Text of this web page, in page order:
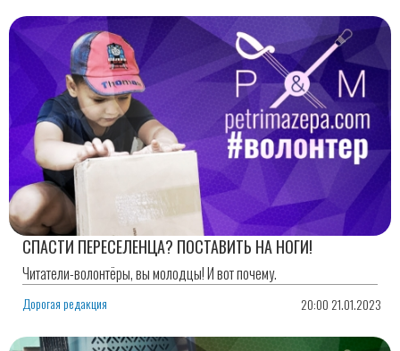
СПАСТИ ПЕРЕСЕЛЕНЦА? ПОСТАВИТЬ НА НОГИ!
Читатели-волонтёры, вы молодцы! И вот почему.
Дорогая редакция 20:00 21.01.2023